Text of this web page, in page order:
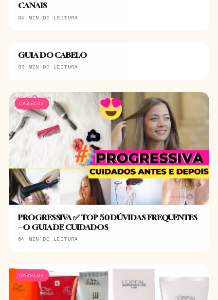
CANAIS
84 MIN DE LEITURA
GUIA DO CABELO
83 MIN DE LEITURA
CABELOS
PROGRESSIVA ✅ TOP 50 DÚVIDAS FREQUENTES
– O GUIA DE CUIDADOS
64 MIN DE LEITURA
CABELOS